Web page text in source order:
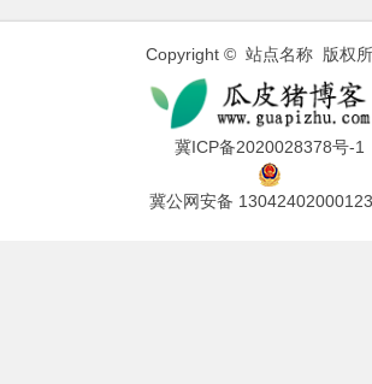
Copyright © 站点名称 版权所
冀ICP备2020028378号-1
冀公网安备